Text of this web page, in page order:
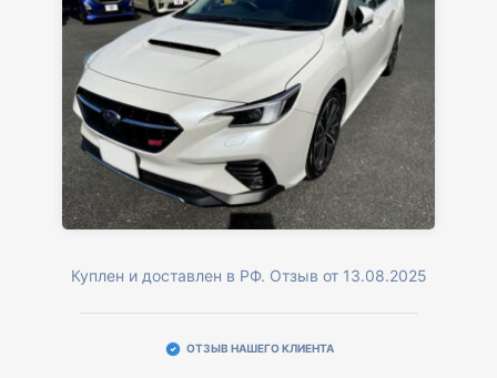
Куплен и доставлен в РФ. Отзыв от 13.08.2025
ОТЗЫВ НАШЕГО КЛИЕНТА